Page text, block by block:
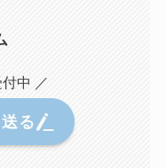
中 ／
る